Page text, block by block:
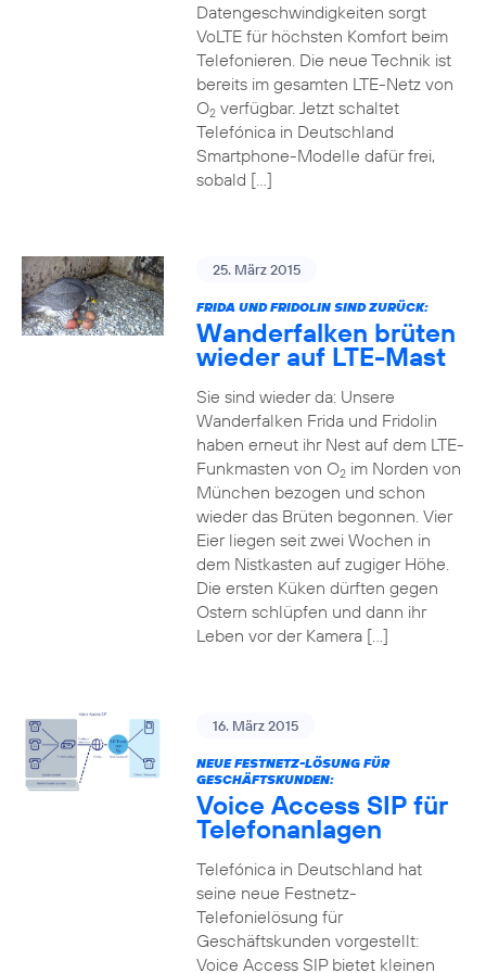
Datengeschwindigkeiten sorgt
VoLTE für höchsten Komfort beim
Telefonieren. Die neue Technik ist
bereits im gesamten LTE-Netz von
O2verfügbar. Jetzt schaltet
Telefónica in Deutschland
Smartphone-Modelle dafür frei,
sobald […]
25. März 2015
FRIDA UND FRIDOLIN SIND ZURÜCK:
Wanderfalken brüten
wieder auf LTE-Mast
Sie sind wieder da: Unsere
Wanderfalken Frida und Fridolin
haben erneut ihr Nest auf dem LTE-
Funkmasten von O2im Norden von
München bezogen und schon
wieder das Brüten begonnen. Vier
Eier liegen seit zwei Wochen in
dem Nistkasten auf zugiger Höhe.
Die ersten Küken dürften gegen
Ostern schlüpfen und dann ihr
Leben vor der Kamera […]
16. März 2015
NEUE FESTNETZ-LÖSUNG FÜR
GESCHÄFTSKUNDEN:
Voice Access SIP für
Telefonanlagen
Telefónica in Deutschland hat
seine neue Festnetz-
Telefonielösung für
Geschäftskunden vorgestellt:
Voice Access SIP bietet kleinen